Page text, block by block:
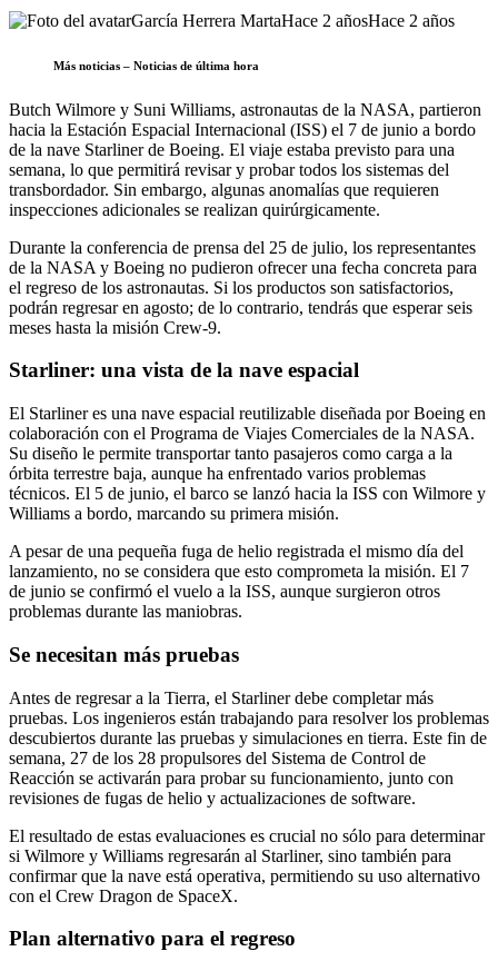
García Herrera MartaHace 2 añosHace 2 años
Más noticias – Noticias de última hora
Butch Wilmore y Suni Williams, astronautas de la NASA, partieron
hacia la Estación Espacial Internacional (ISS) el 7 de junio a bordo
de la nave Starliner de Boeing. El viaje estaba previsto para una
semana, lo que permitirá revisar y probar todos los sistemas del
transbordador. Sin embargo, algunas anomalías que requieren
inspecciones adicionales se realizan quirúrgicamente.
Durante la conferencia de prensa del 25 de julio, los representantes
de la NASA y Boeing no pudieron ofrecer una fecha concreta para
el regreso de los astronautas. Si los productos son satisfactorios,
podrán regresar en agosto; de lo contrario, tendrás que esperar seis
meses hasta la misión Crew-9.
Starliner: una vista de la nave espacial
El Starliner es una nave espacial reutilizable diseñada por Boeing en
colaboración con el Programa de Viajes Comerciales de la NASA.
Su diseño le permite transportar tanto pasajeros como carga a la
órbita terrestre baja, aunque ha enfrentado varios problemas
técnicos. El 5 de junio, el barco se lanzó hacia la ISS con Wilmore y
Williams a bordo, marcando su primera misión.
A pesar de una pequeña fuga de helio registrada el mismo día del
lanzamiento, no se considera que esto comprometa la misión. El 7
de junio se confirmó el vuelo a la ISS, aunque surgieron otros
problemas durante las maniobras.
Se necesitan más pruebas
Antes de regresar a la Tierra, el Starliner debe completar más
pruebas. Los ingenieros están trabajando para resolver los problemas
descubiertos durante las pruebas y simulaciones en tierra. Este fin de
semana, 27 de los 28 propulsores del Sistema de Control de
Reacción se activarán para probar su funcionamiento, junto con
revisiones de fugas de helio y actualizaciones de software.
El resultado de estas evaluaciones es crucial no sólo para determinar
si Wilmore y Williams regresarán al Starliner, sino también para
confirmar que la nave está operativa, permitiendo su uso alternativo
con el Crew Dragon de SpaceX.
Plan alternativo para el regreso